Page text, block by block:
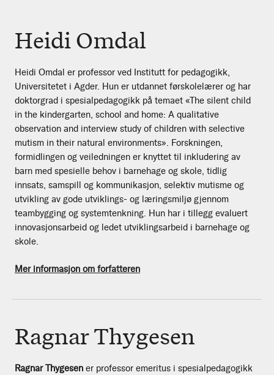
Heidi Omdal
Heidi Omdal er professor ved Institutt for pedagogikk,
Universitetet i Agder. Hun er utdannet førskolelærer og har
doktorgrad i spesialpedagogikk på temaet «The silent child
in the kindergarten, school and home: A qualitative
observation and interview study of children with selective
mutism in their natural environments». Forskningen,
formidlingen og veiledningen er knyttet til inkludering av
barn med spesielle behov i barnehage og skole, tidlig
innsats, samspill og kommunikasjon, selektiv mutisme og
utvikling av gode utviklings- og læringsmiljø gjennom
teambygging og systemtenkning. Hun har i tillegg evaluert
innovasjonsarbeid og ledet utviklingsarbeid i barnehage og
skole.
Mer informasjon om forfatteren
Ragnar Thygesen
Ragnar Thygesen er professor emeritus i spesialpedagogikk